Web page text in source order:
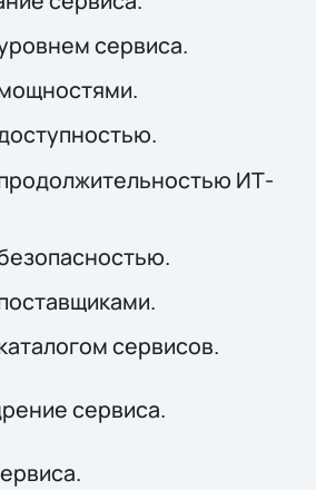
сервиса.
ИТ-
сервисов.
сервиса.